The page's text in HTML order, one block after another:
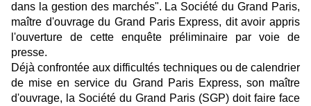
dans la gestion des marchés". La Société du Grand Paris,
maître d'ouvrage du Grand Paris Express, dit avoir appris
l'ouverture de cette enquête préliminaire par voie de
presse.
Déjà confrontée aux difficultés techniques ou de calendrier
de mise en service du Grand Paris Express, son maître
d'ouvrage, la Société du Grand Paris (SGP) doit faire face